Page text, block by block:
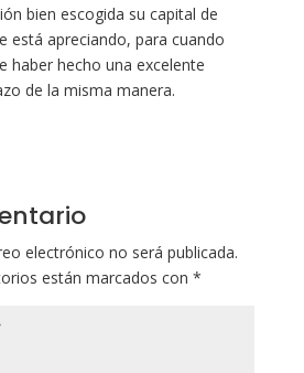
bien escogida su capital de
está apreciando, para cuando
haber hecho una excelente
de la misma manera.
electrónico no será publicada.
están marcados con *